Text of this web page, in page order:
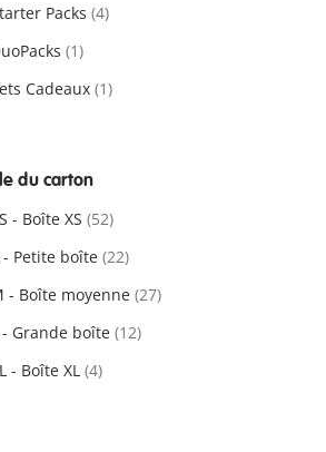
Packs (4)
(1)
Cadeaux (1)
du carton
- Boîte XS (52)
- Petite boîte (22)
- Boîte moyenne (27)
- Grande boîte (12)
- Boîte XL (4)